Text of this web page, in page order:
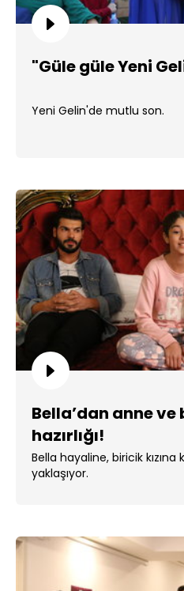
"Güle güle Yeni
Yeni Gelin'de mutlu son.
Bella’dan anne
hazırlığı!
Bella hayaline, biricik
yaklaşıyor.